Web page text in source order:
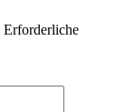
Erforderliche